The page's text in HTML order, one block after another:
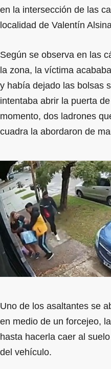
en la intersección de las
localidad de Valentín
Según se observa en las
la zona, la víctima
y había dejado las bolsas
intentaba abrir la puerta
momento, dos ladrones
cuadra la abordaron de
Uno de los asaltantes se
en medio de un forcejeo,
hasta hacerla caer al
del vehículo.